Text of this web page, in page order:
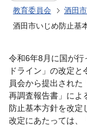
教育委員会
酒田
酒田市いじめ防止基
令和6年8月に国が行
ドライン」の改定
員会から提出された
再調査報告書」によ
防止基本方針を改定
改定にあたっては、